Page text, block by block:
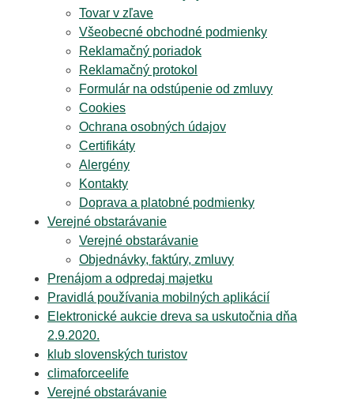
Tovar v zľave
Všeobecné obchodné podmienky
Reklamačný poriadok
Reklamačný protokol
Formulár na odstúpenie od zmluvy
Cookies
Ochrana osobných údajov
Certifikáty
Alergény
Kontakty
Doprava a platobné podmienky
Verejné obstarávanie
Verejné obstarávanie
Objednávky, faktúry, zmluvy
Prenájom a odpredaj majetku
Pravidlá používania mobilných aplikácií
Elektronické aukcie dreva sa uskutočnia dňa
2.9.2020.
klub slovenských turistov
climaforceelife
Verejné obstarávanie